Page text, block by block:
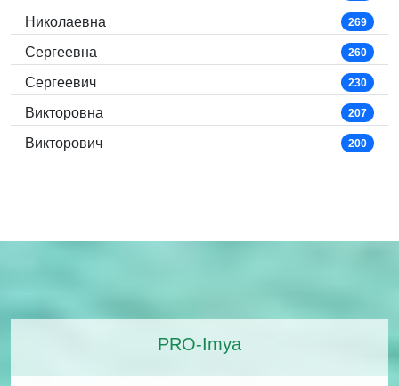
Николаевна 269
Сергеевна 260
Сергеевич 230
Викторовна 207
Викторович 200
PRO-Imya